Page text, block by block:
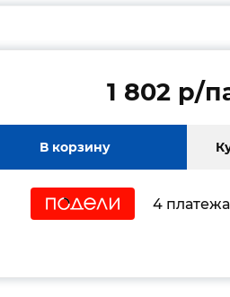
1 802 p/
В корзину
4